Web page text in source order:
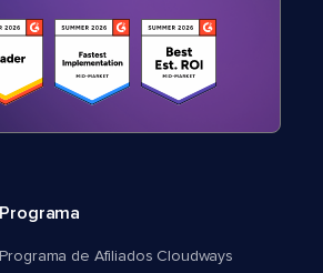
Programa
Programa de Afiliados Cloudways